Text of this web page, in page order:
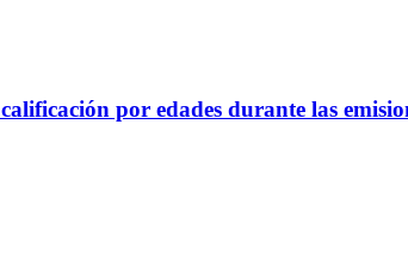
por edades durante las